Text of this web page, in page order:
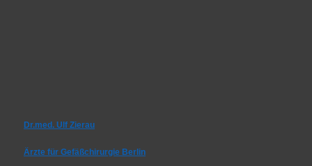
Dr.med. Ulf Zierau
Ärzte für Gefäßchirurgie Berlin